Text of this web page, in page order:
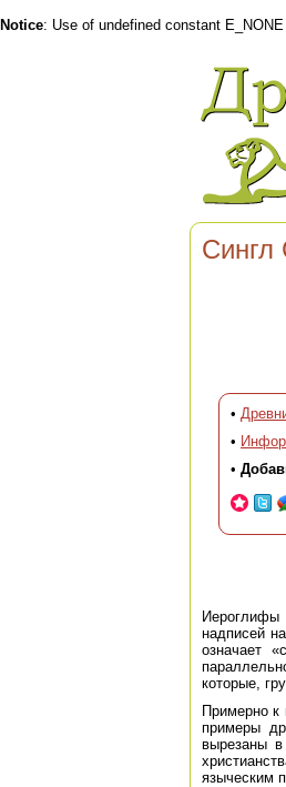
Notice: Use of undefined constant
•
•
•
Иероглифы
надписей
означает
которые,
Примерно к
примеры
вырезаны
языческим